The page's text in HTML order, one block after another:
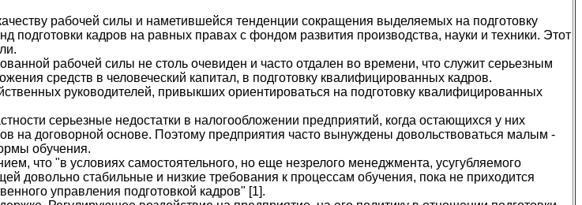
рабочей силы и наметившейся тенденции сокращения выделяемых на подготовку
подготовки кадров на равных правах с фондом развития производства, науки и техники. Этот
рабочей силы не столь очевиден и часто отдален во времени, что служит серьезным
средств в человеческий капитал, в подготовку квалифицированных кадров.
руководителей, привыкших ориентироваться на подготовку квалифицированных
серьезные недостатки в налогообложении предприятий, когда остающихся у них
на договорной основе. Поэтому предприятия часто вынуждены довольствоваться малым -
обучения.
что "в условиях самостоятельного, но еще незрелого менеджмента, усугубляемого
довольно стабильные и низкие требования к процессам обучения, пока не приходится
управления подготовкой кадров" [1].